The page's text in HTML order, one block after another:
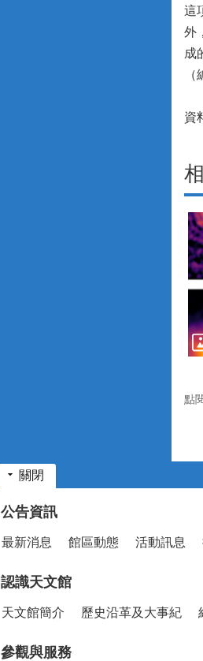
這
外
成
資
點
關閉
公告資訊
最新消息 館區動態 活動訊息
認識天文館
天文館簡介 歷史沿革及大事紀
參觀與服務